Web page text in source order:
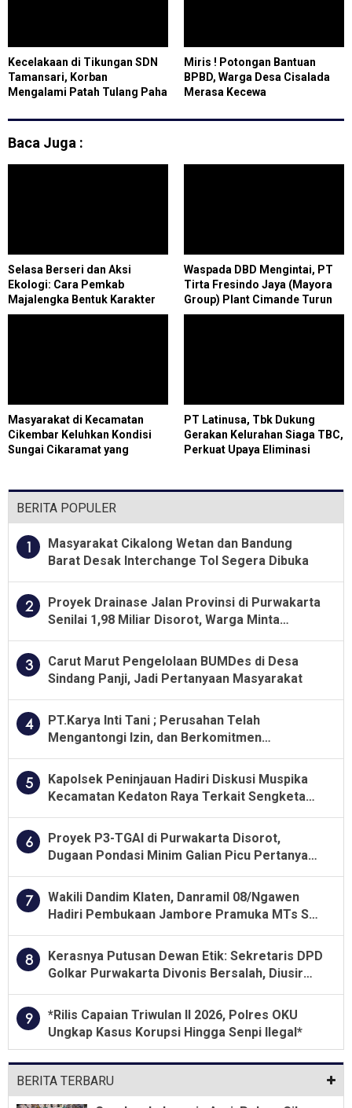
Kecelakaan di Tikungan SDN
Tamansari, Korban
Mengalami Patah Tulang Paha
Miris ! Potongan Bantuan
BPBD, Warga Desa Cisalada
Merasa Kecewa
Baca Juga :
Selasa Berseri dan Aksi
Ekologi: Cara Pemkab
Majalengka Bentuk Karakter
Siswa Cerdas dan Peduli
Waspada DBD Mengintai, PT
Tirta Fresindo Jaya (Mayora
Group) Plant Cimande Turun
Langsung Lakukan Fogging di
Masyarakat di Kecamatan
Cikembar Keluhkan Kondisi
Sungai Cikaramat yang
PT Latinusa, Tbk Dukung
Gerakan Kelurahan Siaga TBC,
Perkuat Upaya Eliminasi
BERITA POPULER
1
Masyarakat Cikalong Wetan dan Bandung
Barat Desak Interchange Tol Segera Dibuka
2
Proyek Drainase Jalan Provinsi di Purwakarta
Senilai 1,98 Miliar Disorot, Warga Minta
3
Carut Marut Pengelolaan BUMDes di Desa
Sindang Panji, Jadi Pertanyaan Masyarakat
4
PT.Karya Inti Tani ; Perusahan Telah
Mengantongi Izin, dan Berkomitmen
5
Kapolsek Peninjauan Hadiri Diskusi Muspika
Kecamatan Kedaton Raya Terkait Sengketa
6
Proyek P3-TGAI di Purwakarta Disorot,
Dugaan Pondasi Minim Galian Picu Pertanyaan
7
Wakili Dandim Klaten, Danramil 08/Ngawen
Hadiri Pembukaan Jambore Pramuka MTs Se-
8
Kerasnya Putusan Dewan Etik: Sekretaris DPD
Golkar Purwakarta Divonis Bersalah, Diusir
9
*Rilis Capaian Triwulan II 2026, Polres OKU
Ungkap Kasus Korupsi Hingga Senpi Ilegal*
BERITA TERBARU